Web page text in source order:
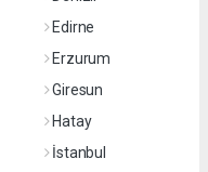
Edirne
Erzurum
Giresun
Hatay
İstanbul